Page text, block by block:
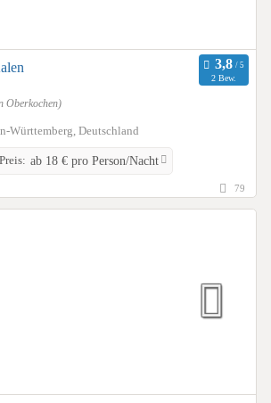
2 Bew.
Oberkochen)
Württemberg, Deutschland
Preis: ab 18 € pro Person/Nacht
79